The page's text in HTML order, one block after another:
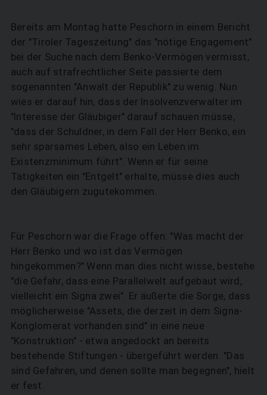
Bereits am Montag hatte Peschorn in einem Bericht
der "Tiroler Tageszeitung" das "nötige Engagement"
bei der Suche nach dem Benko-Vermögen vermisst,
auch auf strafrechtlicher Seite passierte dem
sogenannten "Anwalt der Republik" zu wenig. Nun
wies er darauf hin, dass der Insolvenzverwalter im
"Interesse der Gläubiger" darauf schauen müsse,
"dass der Schuldner, in dem Fall der Herr Benko, ein
sehr sparsames Leben, also ein Leben im
Existenzminimum führt". Wenn er für seine
Tätigkeiten ein "Entgelt" erhalte, müsse dies auch
den Gläubigern zugutekommen.
Für Peschorn war die Frage offen: "Was macht der
Herr Benko und wo ist das Vermögen
hingekommen?" Wenn man dies nicht wisse, bestehe
"die Gefahr, dass eine Parallelwelt aufgebaut wird,
vielleicht ein Signa zwei". Er äußerte die Sorge, dass
möglicherweise "Assets, die derzeit in dem Signa-
Konglomerat vorhanden sind" in eine neue
"Konstruktion" - etwa angedockt an bereits
bestehende Stiftungen - übergeführt werden. "Das
sind Gefahren, und denen sollte man begegnen", hielt
er fest.